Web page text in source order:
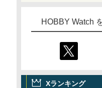
HOBBY Watch
Xランキング